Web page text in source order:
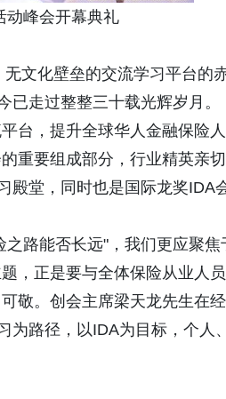
峰会开幕典礼
文化壁垒的交流学习平台的
走过整整三十载光辉岁月。
，提升全球华人金融保险
重要组成部分，行业精英亲
殿堂，同时也是国际龙奖IDA
路能否长远"，我们更应聚焦
，正是要与全体保险从业人
敬。创会主席梁天龙先生在
为路径，以IDA为目标，个人